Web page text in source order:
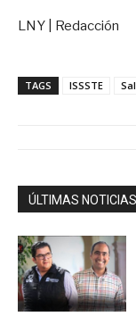
LNY | Redacción
TAGS ISSSTE
ÚLTIMAS NOTICIAS